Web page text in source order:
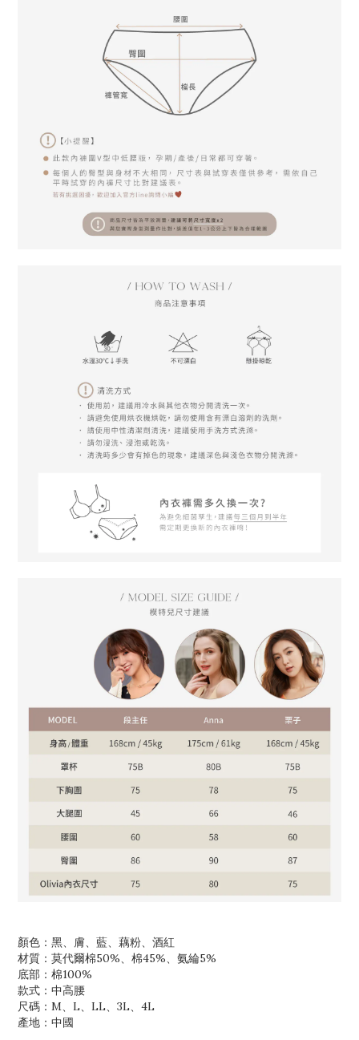
顏色：黑、膚、藍、藕粉、酒紅
材質：莫代爾棉50%、棉45%、氨綸5%
底部：棉100%
款式：中高腰
尺碼：M、L、LL、3L、4L
產地：中國